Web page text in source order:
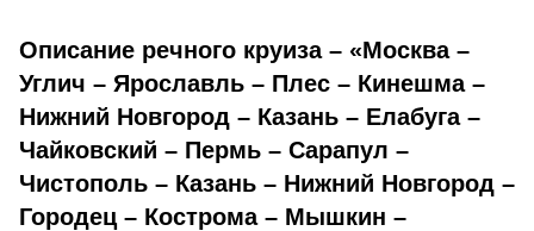
Описание речного круиза – «Москва –
Углич – Ярославль – Плес – Кинешма –
Нижний Новгород – Казань – Елабуга –
Чайковский – Пермь – Сарапул –
Чистополь – Казань – Нижний Новгород –
Городец – Кострома – Мышкин –